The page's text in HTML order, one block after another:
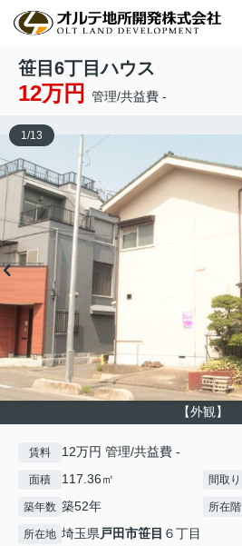
笹目6丁目ハウス
12万円 管理/共益費 -
【外観】
1/13
賃料 12万円 管理/共益費 -
面積 117.36㎡ 間取り
築年数 築52年 所在階
所在地 埼玉県戸田市笹目 ６丁目